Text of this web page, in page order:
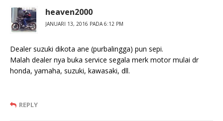
heaven2000
JANUARI 13, 2016 PADA 6:12 PM
Dealer suzuki dikota ane (purbalingga) pun sepi.
Malah dealer nya buka service segala merk motor mulai dr
honda, yamaha, suzuki, kawasaki, dll.
REPLY